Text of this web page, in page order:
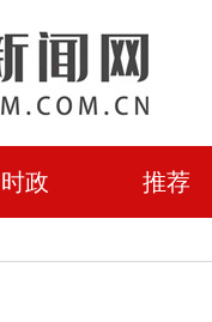
时政 推荐